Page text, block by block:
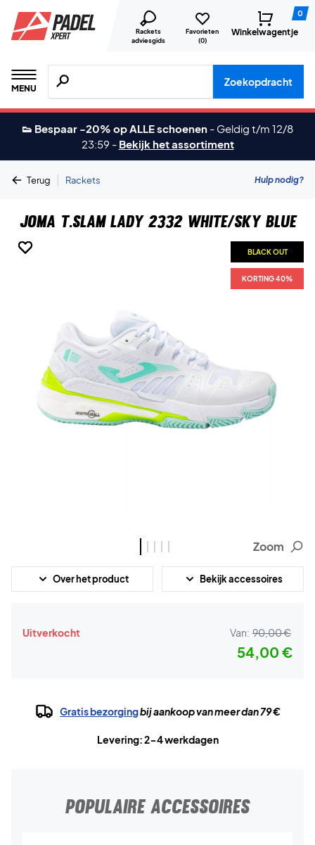
Rackets
adviesgids
Favorieten
(0)
0
Winkelwagentje
MENU
Zoeken naar producten, merken etc.
Zoekopdracht
👟 Bespaar -20% op ALLE schoenen - Geldig t/m 12/8
23:59 - Bekijk het assortiment
Terug | Rackets Hulp nodig?
Joma T.Slam Lady 2332 White/Sky Blue
BLACK OUT
KORTING 40%
BLACK OUT
KORTING 40%
BLACK OUT
KORTING 40%
BLACK OUT
KORTING 40%
BLACK OUT
KORTING 40%
Zoom
Over het product Bekijk accessoires
Uitverkocht Van: 90,00 €
54,00 €
Gratis bezorgingbij aankoop van meer dan 79 €
Levering: 2-4 werkdagen
POPULAIRE ACCESSOIRES